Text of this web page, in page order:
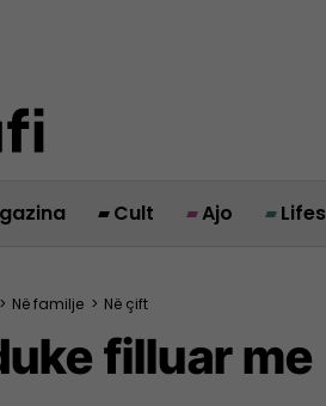
Cult Ajo
> Në familje > Në çift
filluar me